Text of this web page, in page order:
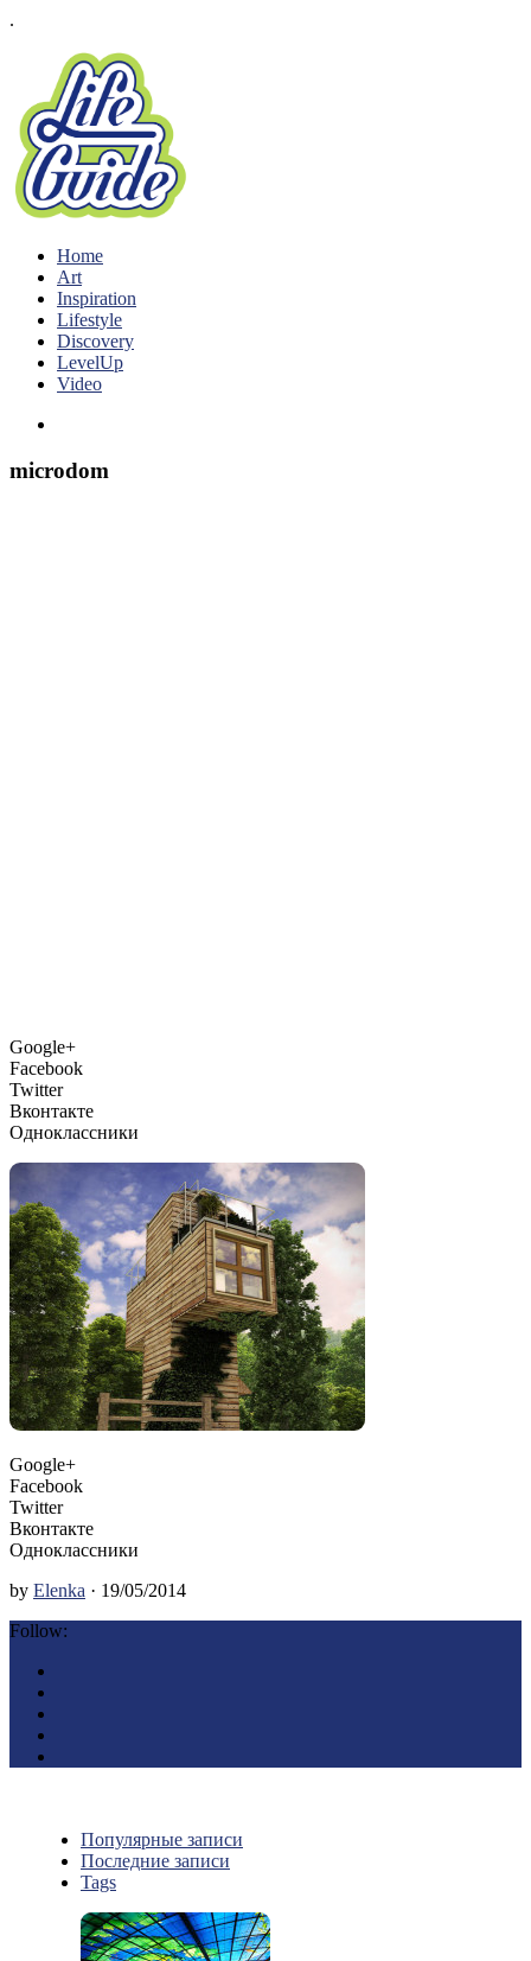
.
Home
Art
Inspiration
Lifestyle
Discovery
LevelUp
Video
microdom
Google+
Facebook
Twitter
Вконтакте
Одноклассники
Google+
Facebook
Twitter
Вконтакте
Одноклассники
by Elenka · 19/05/2014
Follow:
Популярные записи
Последние записи
Tags